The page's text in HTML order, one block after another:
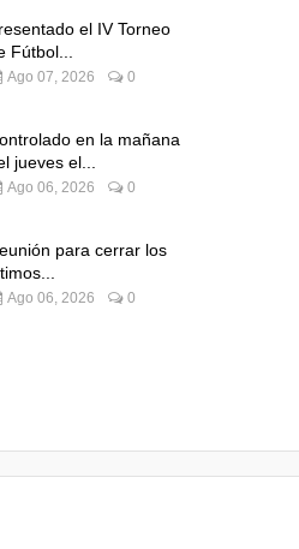
el IV Torneo
Fútbol...
Ago 07, 2026 0
en la mañana
jueves el...
Ago 06, 2026 0
para cerrar los
Ago 06, 2026 0